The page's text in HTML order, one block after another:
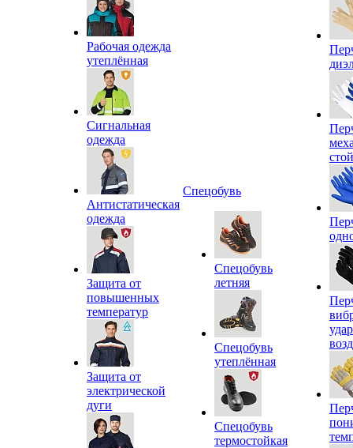
Рабочая одежда
утеплённая
Сигнальная
одежда
Антистатическая
одежда
Защита от
повышенных
температур
Защита от
электрической
дуги
Спецобувь
Спецобувь
летняя
Спецобувь
утеплённая
Спецобувь
термостойкая